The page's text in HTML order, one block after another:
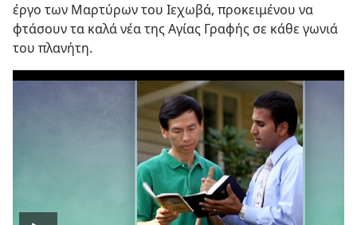
έργο των Μαρτύρων του Ιεχωβά, προκειμένου να
φτάσουν τα καλά νέα της Αγίας Γραφής σε κάθε γωνιά
του πλανήτη.